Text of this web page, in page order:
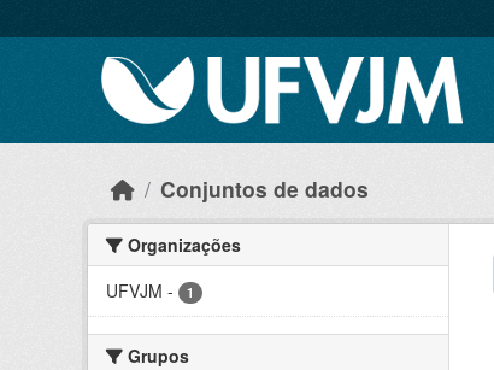
Conjuntos de dados
Organizações
UFVJM - 1
Grupos